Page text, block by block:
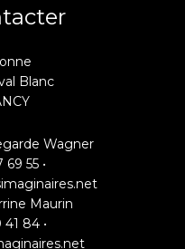
Blanc
Wagner
55 •
Maurin
41 84 •